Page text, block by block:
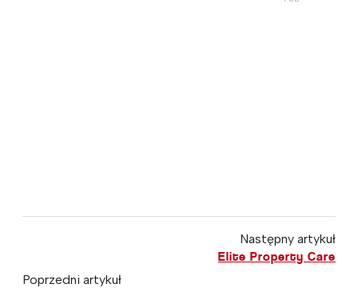
Następny artykuł
Elite Property Care
Poprzedni artykuł